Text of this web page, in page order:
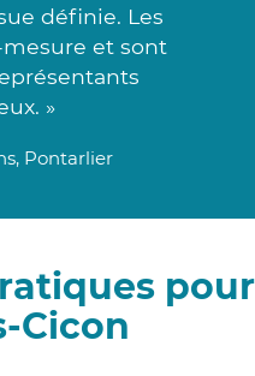
définie. Les
et sont
»
Pontarlier
pour
Cicon